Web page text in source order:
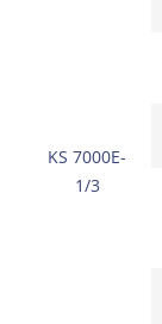
KS 7000E-
1/3